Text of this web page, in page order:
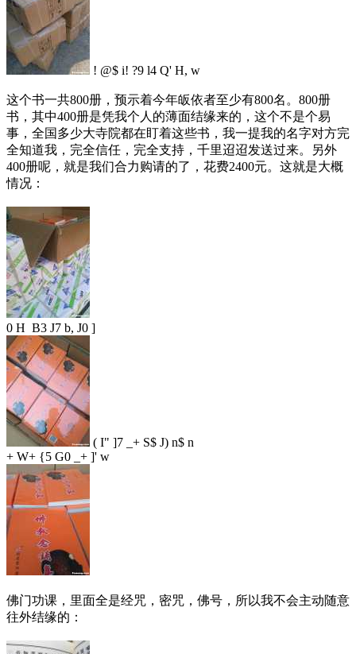
! @$ i! ?9 l4 Q' H, w
这个书一共800册，预示着今年皈依者至少有800名。800册
书，其中400册是凭我个人的薄面结缘来的，这个不是个易
事，全国多少大寺院都在盯着这些书，我一提我的名字对方完
全知道我，完全信任，完全支持，千里迢迢发送过来。另外
400册呢，就是我们合力购请的了，花费2400元。这就是大概
情况：
0 H B3 J7 b, J0 ]
( I" ]7 _+ S$ J) n$ n
+ W+ {5 G0 _+ ]' w
佛门功课，里面全是经咒，密咒，佛号，所以我不会主动随意
往外结缘的：